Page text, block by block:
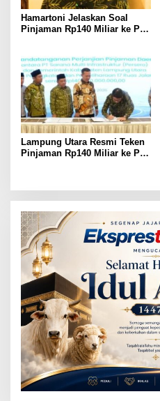
Hamartoni Jelaskan Soal
Pinjaman Rp140 Miliar ke PT
Bertahun-tahun
Lampung Utara Resmi Teken
Pinjaman Rp140 Miliar ke PT